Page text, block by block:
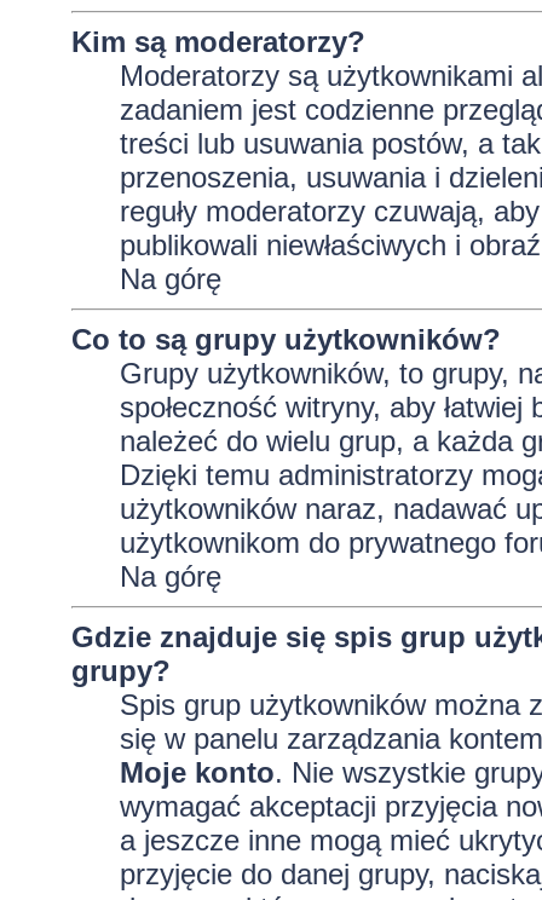
Kim są moderatorzy?
Moderatorzy są użytkownikami
zadaniem jest codzienne
treści lub usuwania postów, a
przenoszenia, usuwania i
reguły moderatorzy czuwają,
publikowali niewłaściwych i
Na górę
Co to są grupy użytkowników?
Grupy użytkowników, to grupy,
społeczność witryny, aby
należeć do wielu grup, a każda
Dzięki temu administratorzy
użytkowników naraz, nadawać
użytkownikom do prywatnego
Na górę
Gdzie znajduje się spis grup
grupy?
Spis grup użytkowników można
się w panelu zarządzania
Moje konto. Nie wszystkie
wymagać akceptacji przyjęcia
a jeszcze inne mogą mieć
przyjęcie do danej grupy,